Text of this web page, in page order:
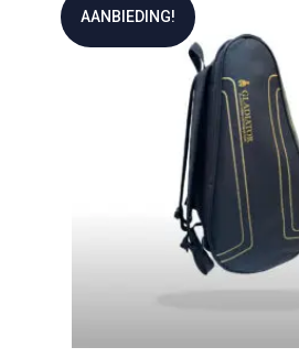
AANBIEDING!